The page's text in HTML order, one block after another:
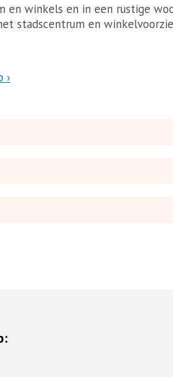
en winkels en in een rustige
stadscentrum en
›